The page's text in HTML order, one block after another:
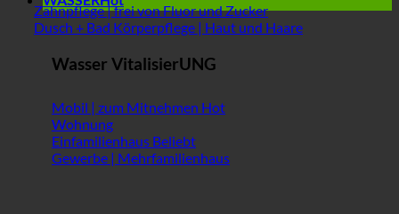
Zahnpflege | frei von Fluor und Zucker
Dusch + Bad Körperpflege | Haut und Haare
Wasser VitalisierUNG
Mobil | zum Mitnehmen
Wohnung
Einfamilienhaus
Gewerbe | Mehrfamilienhaus